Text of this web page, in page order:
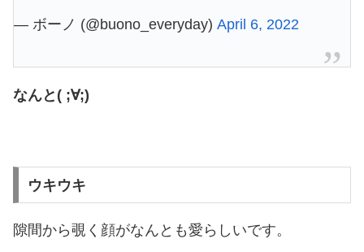
— ボーノ (@buono_everyday) April 6, 2022
なんと( ;∀;)
ウキウキ
隙間から覗く顔がなんとも愛らしいです。